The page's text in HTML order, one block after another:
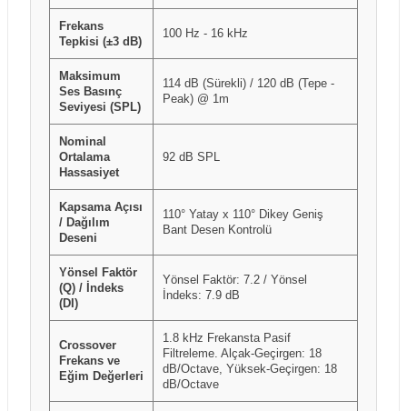
Frekans
Tepkisi (±3 dB)
100 Hz - 16 kHz
Maksimum
Ses Basınç
Seviyesi (SPL)
114 dB (Sürekli) / 120 dB (Tepe -
Peak) @ 1m
Nominal
Ortalama
Hassasiyet
92 dB SPL
Kapsama Açısı
/ Dağılım
Deseni
110° Yatay x 110° Dikey Geniş
Bant Desen Kontrolü
Yönsel Faktör
(Q) / İndeks
(DI)
Yönsel Faktör: 7.2 / Yönsel
İndeks: 7.9 dB
Crossover
Frekans ve
Eğim Değerleri
1.8 kHz Frekansta Pasif
Filtreleme. Alçak-Geçirgen: 18
dB/Octave, Yüksek-Geçirgen: 18
dB/Octave